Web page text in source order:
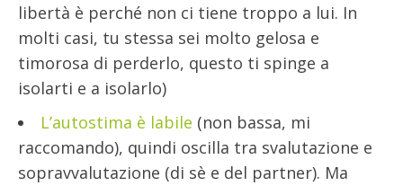
libertà è perché non ci tiene troppo a lui. In
molti casi, tu stessa sei molto gelosa e
timorosa di perderlo, questo ti spinge a
isolarti e a isolarlo)
L’autostima è labile (non bassa, mi
raccomando), quindi oscilla tra svalutazione e
sopravvalutazione (di sè e del partner). Ma